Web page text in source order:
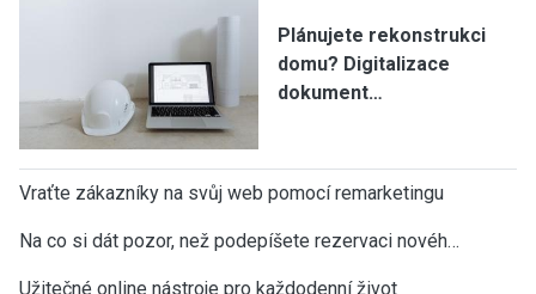
Plánujete rekonstrukci
domu? Digitalizace
dokument…
Vraťte zákazníky na svůj web pomocí remarketingu
Na co si dát pozor, než podepíšete rezervaci novéh…
Užitečné online nástroje pro každodenní život